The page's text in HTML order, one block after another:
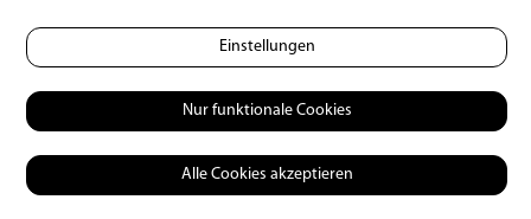
Einstellungen
Nur funktionale Cookies
Alle Cookies akzeptieren